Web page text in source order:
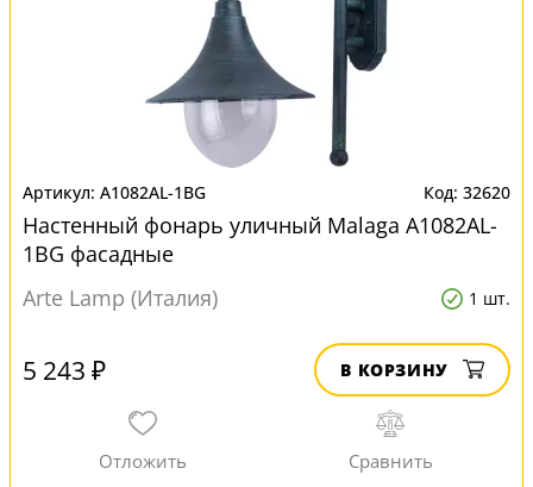
A1082AL-1BG 32620
Настенный фонарь уличный Malaga A1082AL-
1BG фасадные
Arte Lamp (Италия)
1 шт.
5 243 ₽ В КОРЗИНУ